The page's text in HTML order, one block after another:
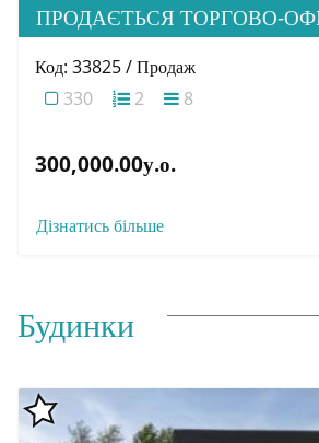
Код: 33825 / Продаж
330
2 8
300,000.00у.о.
Дізнатись більше
Будинки